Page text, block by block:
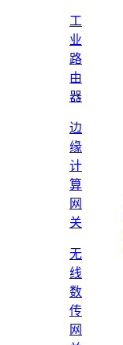
工
业
路
由
器
边
缘
计
算
网
关
无
线
数
传
网